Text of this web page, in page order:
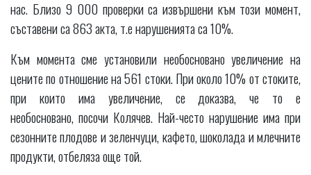
нас. Близо 9 000 проверки са извършени към този момент,
съставени са 863 акта, т.е нарушенията са 10%.
Към момента сме установили необосновано увеличение на
цените по отношение на 561 стоки. При около 10% от стоките,
при които има увеличение, се доказва, че то е
необосновано, посочи Колячев. Най-често нарушение има при
сезонните плодове и зеленчуци, кафето, шоколада и млечните
продукти, отбеляза още той.